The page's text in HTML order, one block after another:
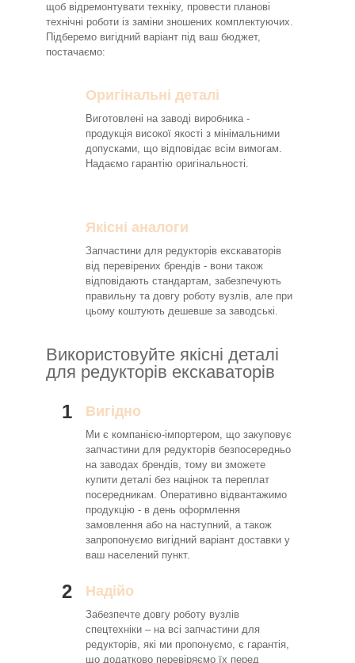
щоб відремонтувати техніку, провести планові
технічні роботи із заміни зношених комплектуючих.
Підберемо вигідний варіант під ваш бюджет,
постачаємо:
Оригінальні деталі
Виготовлені на заводі виробника -
продукція високої якості з мінімальними
допусками, що відповідає всім вимогам.
Надаємо гарантію оригінальності.
Якісні аналоги
Запчастини для редукторів екскаваторів
від перевірених брендів - вони також
відповідають стандартам, забезпечують
правильну та довгу роботу вузлів, але при
цьому коштують дешевше за заводські.
Використовуйте якісні деталі
для редукторів екскаваторів
1 Вигідно
Ми є компанією-імпортером, що закуповує
запчастини для редукторів безпосередньо
на заводах брендів, тому ви зможете
купити деталі без націнок та переплат
посередникам. Оперативно відвантажимо
продукцію - в день оформлення
замовлення або на наступний, а також
запропонуємо вигідний варіант доставки у
ваш населений пункт.
2 Надійо
Забезпечте довгу роботу вузлів
спецтехніки – на всі запчастини для
редукторів, які ми пропонуємо, є гарантія,
що додатково перевіряємо їх перед